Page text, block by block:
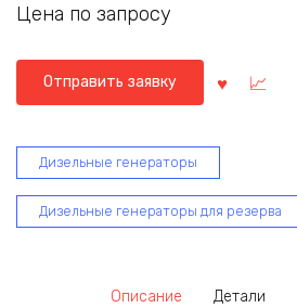
Цена по запросу
Отправить заявку
Дизельные генераторы
Дизельные генераторы для резерва
Описание Детали